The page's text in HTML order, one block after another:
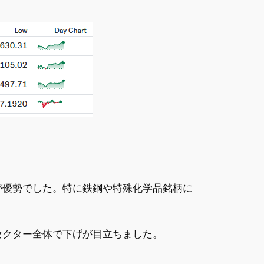
勢でした。特に鉄鋼や特殊化学品銘柄に
ター全体で下げが目立ちました。